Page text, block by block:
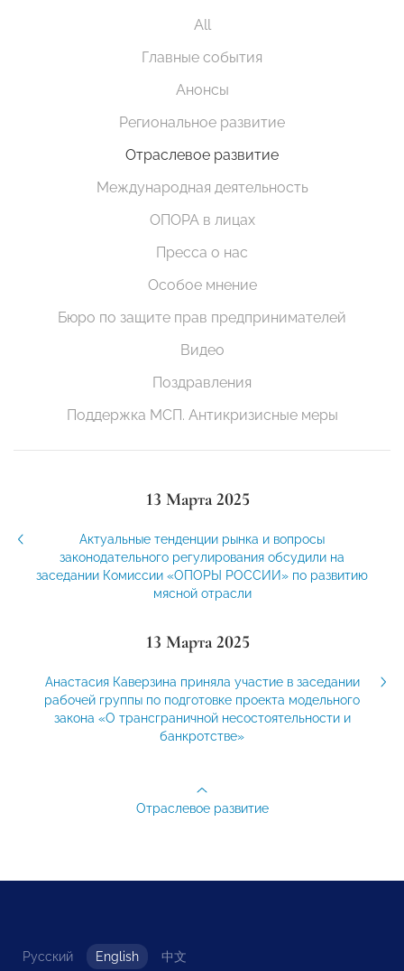
All
Главные события
Анонсы
Региональное развитие
Отраслевое развитие
Международная деятельность
ОПОРА в лицах
Пресса о нас
Особое мнение
Бюро по защите прав предпринимателей
Видео
Поздравления
Поддержка МСП. Антикризисные меры
13 Марта 2025
Актуальные тенденции рынка и вопросы
законодательного регулирования обсудили на
заседании Комиссии «ОПОРЫ РОССИИ» по развитию
мясной отрасли
13 Марта 2025
Анастасия Каверзина приняла участие в заседании
рабочей группы по подготовке проекта модельного
закона «О трансграничной несостоятельности и
банкротстве»
Отраслевое развитие
Русский English 中文